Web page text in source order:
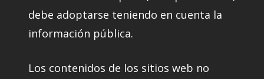
debe adoptarse teniendo en cuenta la
información pública.
Los contenidos de los sitios web no